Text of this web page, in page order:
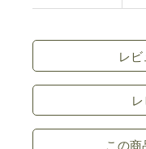
レ
この商